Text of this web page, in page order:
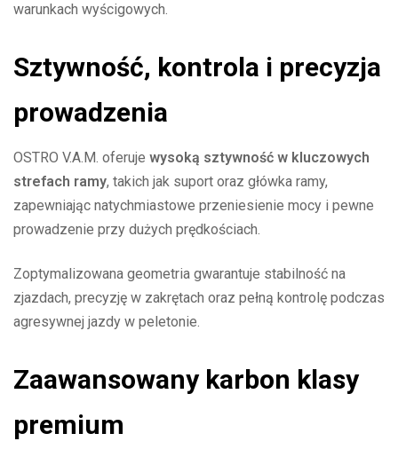
warunkach wyścigowych.
Sztywność, kontrola i precyzja
prowadzenia
OSTRO V.A.M. oferuje wysoką sztywność w kluczowych
strefach ramy, takich jak suport oraz główka ramy,
zapewniając natychmiastowe przeniesienie mocy i pewne
prowadzenie przy dużych prędkościach.
Zoptymalizowana geometria gwarantuje stabilność na
zjazdach, precyzję w zakrętach oraz pełną kontrolę podczas
agresywnej jazdy w peletonie.
Zaawansowany karbon klasy
premium